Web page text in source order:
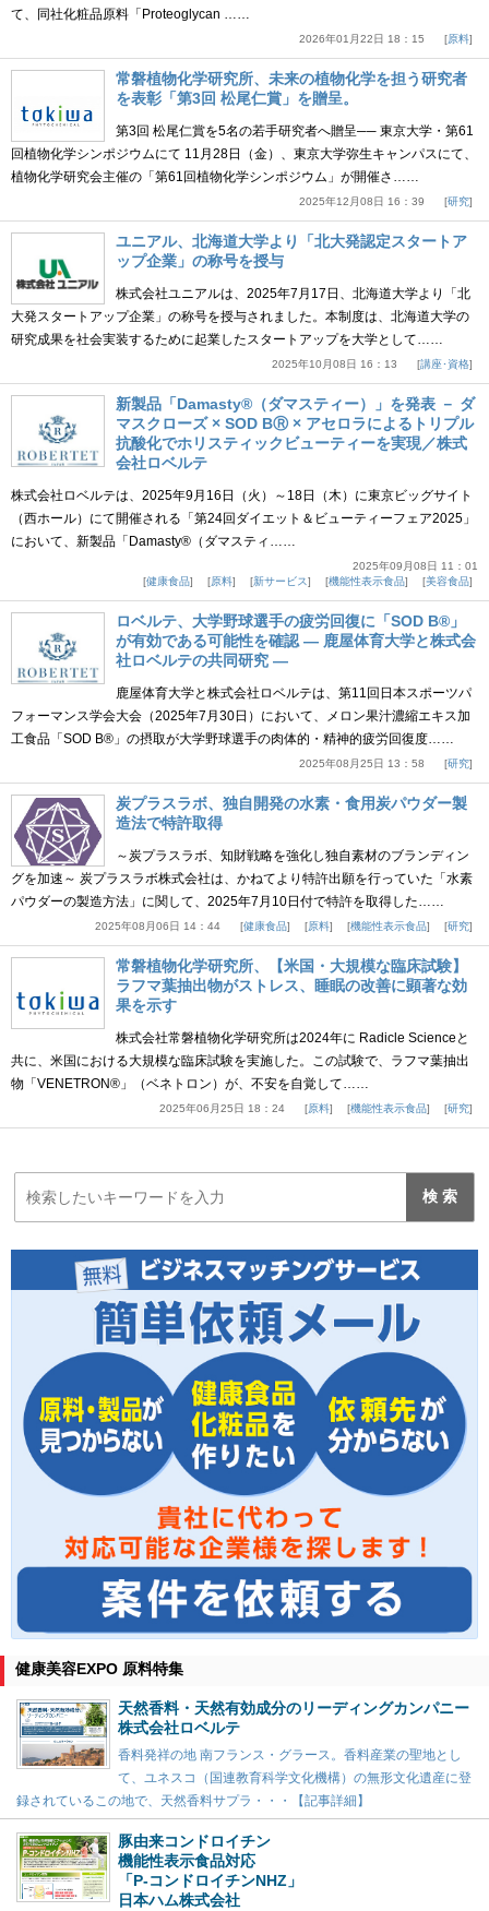
て、同社化粧品原料「Proteoglycan ……
2026年01月22日 18：15 原料
常磐植物化学研究所、未来の植物化学を担う研究者
を表彰「第3回 松尾仁賞」を贈呈。
第3回 松尾仁賞を5名の若手研究者へ贈呈── 東京大学・第61
回植物化学シンポジウムにて 11月28日（金）、東京大学弥生キャンパスにて、
植物化学研究会主催の「第61回植物化学シンポジウム」が開催さ……
2025年12月08日 16：39 研究
ユニアル、北海道大学より「北大発認定スタートア
ップ企業」の称号を授与
株式会社ユニアルは、2025年7月17日、北海道大学より「北
大発スタートアップ企業」の称号を授与されました。本制度は、北海道大学の
研究成果を社会実装するために起業したスタートアップを大学として……
2025年10月08日 16：13 講座･資格
新製品「Damasty®（ダマスティー）」を発表 － ダ
マスクローズ × SOD BⓇ × アセロラによるトリプル
抗酸化でホリスティックビューティーを実現／株式
会社ロベルテ
株式会社ロベルテは、2025年9月16日（火）～18日（木）に東京ビッグサイト
（西ホール）にて開催される「第24回ダイエット＆ビューティーフェア2025」
において、新製品「Damasty®（ダマスティ……
2025年09月08日 11：01
健康食品
原料 新サービス 機能性表示食品 美容食品
ロベルテ、大学野球選手の疲労回復に「SOD B®」
が有効である可能性を確認 ― 鹿屋体育大学と株式会
社ロベルテの共同研究 ―
鹿屋体育大学と株式会社ロベルテは、第11回日本スポーツパ
フォーマンス学会大会（2025年7月30日）において、メロン果汁濃縮エキス加
工食品「SOD B®」の摂取が大学野球選手の肉体的・精神的疲労回復度……
2025年08月25日 13：58 研究
炭プラスラボ、独自開発の水素・食用炭パウダー製
造法で特許取得
～炭プラスラボ、知財戦略を強化し独自素材のブランディン
グを加速～ 炭プラスラボ株式会社は、かねてより特許出願を行っていた「水素
パウダーの製造方法」に関して、2025年7月10日付で特許を取得した……
2025年08月06日 14：44 健康食品 原料 機能性表示食品 研究
常磐植物化学研究所、【米国・大規模な臨床試験】
ラフマ葉抽出物がストレス、睡眠の改善に顕著な効
果を示す
株式会社常磐植物化学研究所は2024年に Radicle Scienceと
共に、米国における大規模な臨床試験を実施した。この試験で、ラフマ葉抽出
物「VENETRON®」（ベネトロン）が、不安を自覚して……
2025年06月25日 18：24 原料 機能性表示食品 研究
健康美容EXPO 原料特集
天然香料・天然有効成分のリーディングカンパニー
株式会社ロベルテ
香料発祥の地 南フランス・グラース。香料産業の聖地とし
て、ユネスコ（国連教育科学文化機構）の無形文化遺産に登
録されているこの地で、天然香料サプラ・・・【記事詳細】
豚由来コンドロイチン
機能性表示食品対応
「P-コンドロイチンNHZ」
日本ハム株式会社